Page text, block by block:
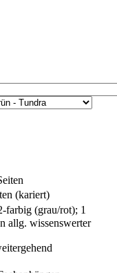
(kariert)
(grau/rot); 1
allg. wissenswerter